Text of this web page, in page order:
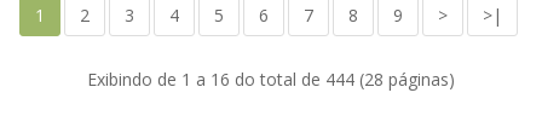
1 2 3 4 5 6 7 8 9 > >|
Exibindo de 1 a 16 do total de 444 (28 páginas)